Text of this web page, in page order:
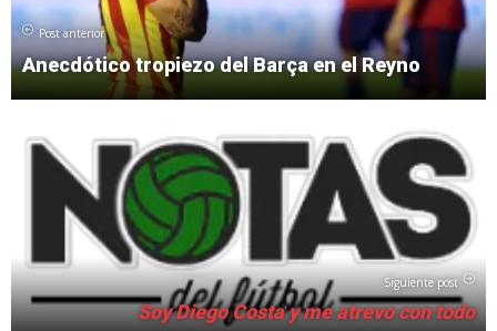
Post anterior
Anecdótico tropiezo del Barça en el Reyno
Siguiente post
Soy Diego Costa y me atrevo con todo